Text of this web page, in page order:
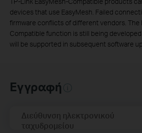
devices that use EasyMesh. Failed
firmware conflicts of different vendors. The
Compatible function is still being
will be supported in subsequent software
Εγγραφή
Διεύθυνση ηλεκτρονικού
ταχυδρομείου